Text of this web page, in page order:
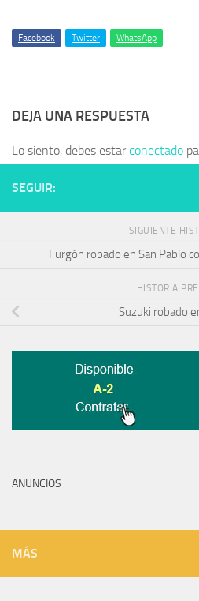
Facebook Twitter WhatsApp
DEJA UNA RESPUESTA
Lo siento, debes estarconectado
SEGUIR:
SIGUIENTE
Furgón robado en San Pablo
HISTORIA
Suzuki robado
ANUNCIOS
MÁS